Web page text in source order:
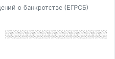
о банкротстве (ЕГРСБ)